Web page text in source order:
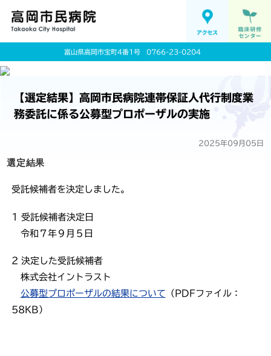
富山県高岡市宝町4番1号 0766-23-0204
【選定結果】高岡市民病院連帯保証人代行制度業
務委託に係る公募型プロポーザルの実施
2025年09月05日
選定結果
受託候補者を決定しました。
1 受託候補者決定日
令和７年９月５日
2 決定した受託候補者
株式会社イントラスト
公募型プロポーザルの結果について （PDFファイル：
58KB）